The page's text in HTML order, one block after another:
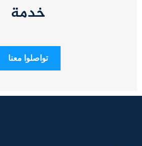
خدمة
تواصلوا معنا